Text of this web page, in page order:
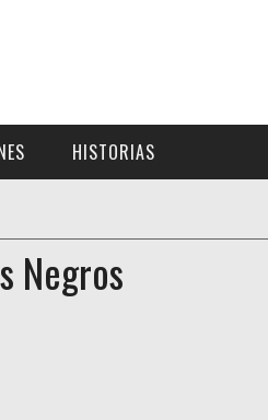
HISTORIAS
Negros